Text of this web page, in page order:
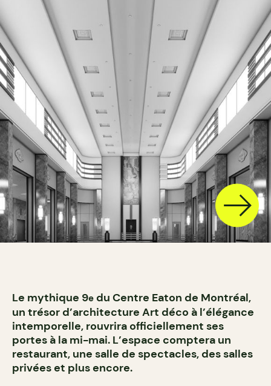
Le mythique 9e du Centre Eaton de Montréal,
un trésor d’architecture Art déco à l’élégance
intemporelle, rouvrira officiellement ses
portes à la mi-mai. L’espace comptera un
restaurant, une salle de spectacles, des salles
privées et plus encore.